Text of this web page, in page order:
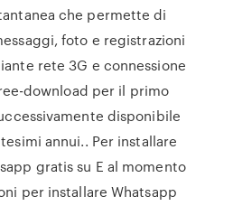
che permette di
foto e registrazioni
rete 3G e connessione
download per il primo
disponibile
annui.. Per installare
gratis su E al momento
per installare Whatsapp